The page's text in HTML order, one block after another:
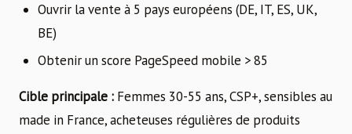
Ouvrir la vente à 5 pays européens (DE, IT, ES, UK,
BE)
Obtenir un score PageSpeed mobile > 85
Cible principale : Femmes 30-55 ans, CSP+, sensibles au
made in France, acheteuses régulières de produits